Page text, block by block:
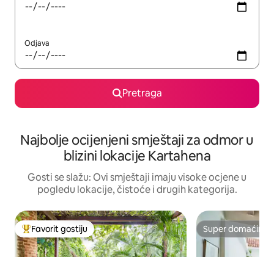
Odjava
Pretraga
Najbolje ocijenjeni smještaji za odmor u
blizini lokacije Kartahena
Gosti se slažu: Ovi smještaji imaju visoke ocjene u
pogledu lokacije, čistoće i drugih kategorija.
Glavni favorit gostiju
Favorit gostiju Super domaćin
Super domaćin